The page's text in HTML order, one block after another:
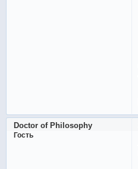
Doctor of Philosophy
Гость